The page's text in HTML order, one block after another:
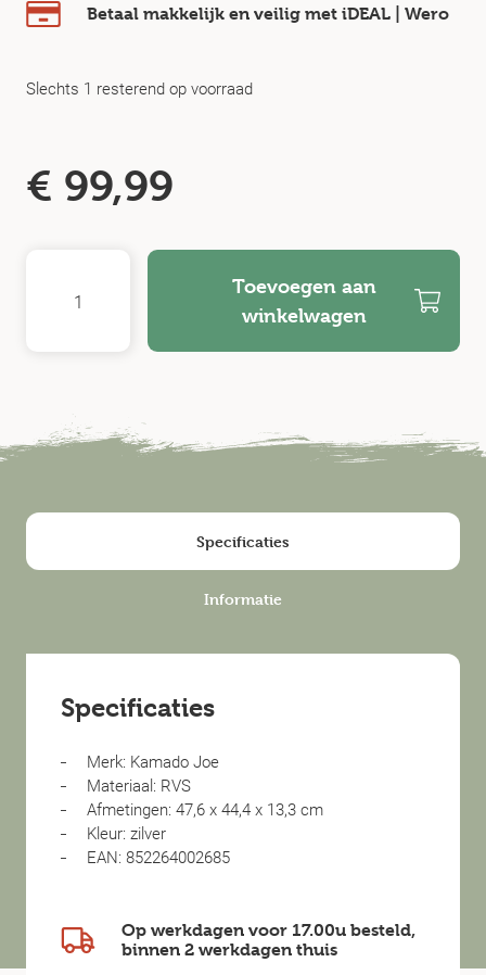
Betaal makkelijk en veilig met iDEAL | Wero
Slechts 1 resterend op voorraad
€ 99,99
Toevoegen aan
winkelwagen
Specificaties
Informatie
Specificaties
Merk: Kamado Joe
Materiaal: RVS
Afmetingen: 47,6 x 44,4 x 13,3 cm
Kleur: zilver
EAN: 852264002685
Op werkdagen voor 17.00u besteld,
binnen 2 werkdagen thuis